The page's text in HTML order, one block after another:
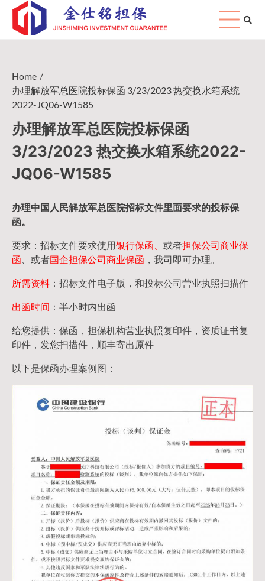
Skip
content
Home
办理解放军总医院投标保函 3/23/2023 热交换水箱系统
2022-JQ06-W1585
办理解放军总医院投标保函
3/23/2023 热交换水箱系统2022-
JQ06-W1585
办理中国人民解放军总医院招标文件里面要求的投标保
函。
要求：招标文件要求使用银行保函、 或者担保公司商业保
函 、或者国企担保公司商业保函 ，我司即可办理。
所需资料 ：招标文件电子版，和投标公司营业执照扫描件
出函时间 ：半小时内出函
给您提供：保函，担保机构营业执照复印件，资质证书复
印件，发您扫描件，顺丰寄出原件
以下是保函办理案例图：